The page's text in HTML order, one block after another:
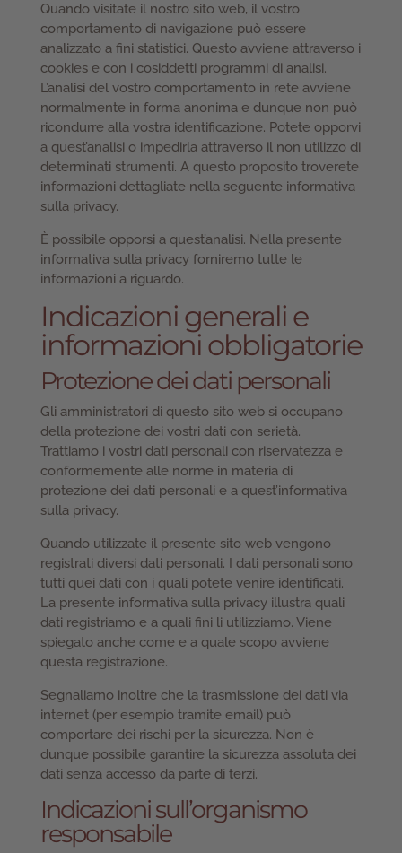
Quando visitate il nostro sito web, il vostro
comportamento di navigazione può essere
analizzato a fini statistici. Questo avviene attraverso i
cookies e con i cosiddetti programmi di analisi.
L’analisi del vostro comportamento in rete avviene
normalmente in forma anonima e dunque non può
ricondurre alla vostra identificazione. Potete opporvi
a quest’analisi o impedirla attraverso il non utilizzo di
determinati strumenti. A questo proposito troverete
informazioni dettagliate nella seguente informativa
sulla privacy.
È possibile opporsi a quest’analisi. Nella presente
informativa sulla privacy forniremo tutte le
informazioni a riguardo.
Indicazioni generali e
informazioni obbligatorie
Protezione dei dati personali
Gli amministratori di questo sito web si occupano
della protezione dei vostri dati con serietà.
Trattiamo i vostri dati personali con riservatezza e
conformemente alle norme in materia di
protezione dei dati personali e a quest’informativa
sulla privacy.
Quando utilizzate il presente sito web vengono
registrati diversi dati personali. I dati personali sono
tutti quei dati con i quali potete venire identificati.
La presente informativa sulla privacy illustra quali
dati registriamo e a quali fini li utilizziamo. Viene
spiegato anche come e a quale scopo avviene
questa registrazione.
Segnaliamo inoltre che la trasmissione dei dati via
internet (per esempio tramite email) può
comportare dei rischi per la sicurezza. Non è
dunque possibile garantire la sicurezza assoluta dei
dati senza accesso da parte di terzi.
Indicazioni sull’organismo
responsabile